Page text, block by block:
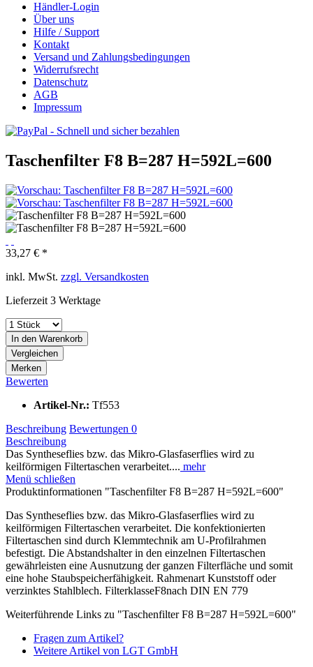
Händler-Login
Über uns
Hilfe / Support
Kontakt
Versand und Zahlungsbedingungen
Widerrufsrecht
Datenschutz
AGB
Impressum
Taschenfilter F8 B=287 H=592L=600
33,27 € *
inkl. MwSt. zzgl. Versandkosten
Lieferzeit 3 Werktage
In den Warenkorb
Vergleichen
Merken
Bewerten
Artikel-Nr.: Tf553
Beschreibung Bewertungen 0
Beschreibung
Das Syntheseflies bzw. das Mikro-Glasfaserflies wird zu
keilförmigen Filtertaschen verarbeitet.... mehr
Menü schließen
Produktinformationen "Taschenfilter F8 B=287 H=592L=600"
Das Syntheseflies bzw. das Mikro-Glasfaserflies wird zu
keilförmigen Filtertaschen verarbeitet. Die konfektionierten
Filtertaschen sind durch Klemmtechnik am U-Profilrahmen
befestigt. Die Abstandshalter in den einzelnen Filtertaschen
gewährleisten eine Ausnutzung der ganzen Filterfläche und somit
eine hohe Staubspeicherfähigkeit. Rahmenart Kunststoff oder
verzinktes Stahlblech. FilterklasseF8nach DIN EN 779
Weiterführende Links zu "Taschenfilter F8 B=287 H=592L=600"
Fragen zum Artikel?
Weitere Artikel von LGT GmbH